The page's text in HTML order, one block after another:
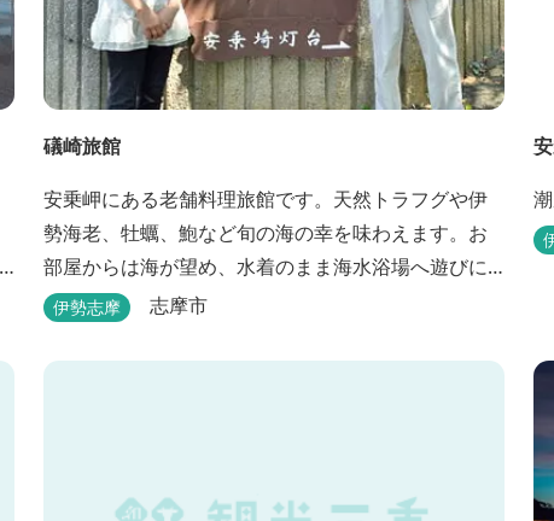
礒崎旅館
安乗岬にある老舗料理旅館です。天然トラフグや伊
勢海老、牡蠣、鮑など旬の海の幸を味わえます。お
部屋からは海が望め、水着のまま海水浴場へ遊びに
行けます。
伊勢志摩 志摩市